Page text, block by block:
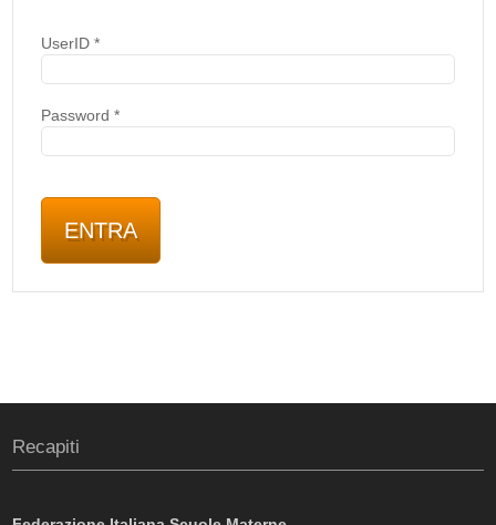
UserID*
Password*
Recapiti